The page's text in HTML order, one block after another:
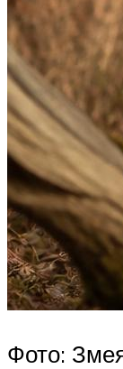
Фото: